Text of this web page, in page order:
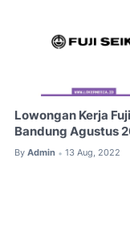
Lowongan Kerja
Bandung Agustus
By Admin • 13 Aug, 2022